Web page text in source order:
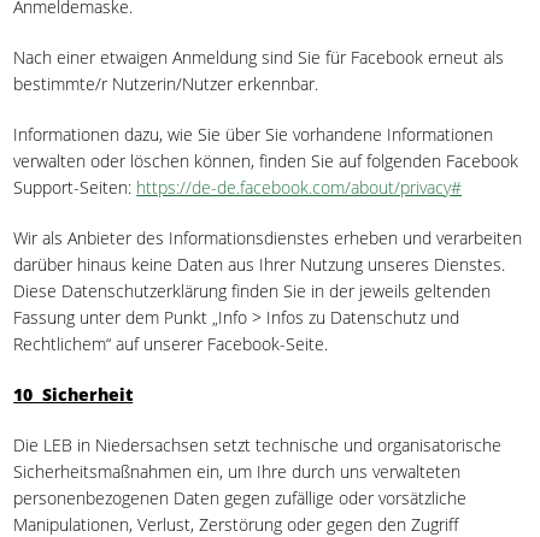
Anmeldemaske.
Nach einer etwaigen Anmeldung sind Sie für Facebook erneut als
bestimmte/r Nutzerin/Nutzer erkennbar.
Informationen dazu, wie Sie über Sie vorhandene Informationen
verwalten oder löschen können, finden Sie auf folgenden Facebook
Support-Seiten: https://de-de.facebook.com/about/privacy#
Wir als Anbieter des Informationsdienstes erheben und verarbeiten
darüber hinaus keine Daten aus Ihrer Nutzung unseres Dienstes.
Diese Datenschutzerklärung finden Sie in der jeweils geltenden
Fassung unter dem Punkt „Info > Infos zu Datenschutz und
Rechtlichem“ auf unserer Facebook-Seite.
10 Sicherheit
Die LEB in Niedersachsen setzt technische und organisatorische
Sicherheitsmaßnahmen ein, um Ihre durch uns verwalteten
personenbezogenen Daten gegen zufällige oder vorsätzliche
Manipulationen, Verlust, Zerstörung oder gegen den Zugriff